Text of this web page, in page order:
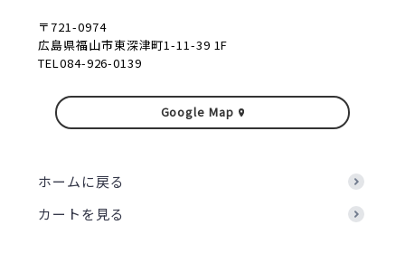
〒721-0974
広島県福山市東深津町1-11-39 1F
TEL084-926-0139
Google Map
ホームに戻る
カートを見る